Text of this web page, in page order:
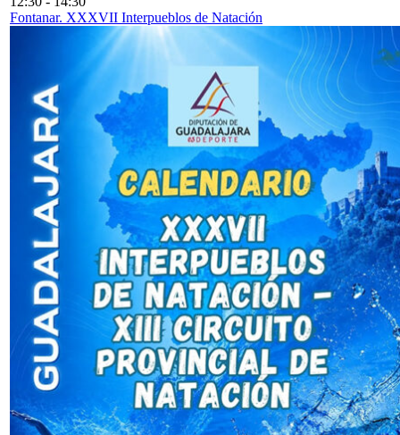
Fontanar. XXXVII Interpueblos de Natación